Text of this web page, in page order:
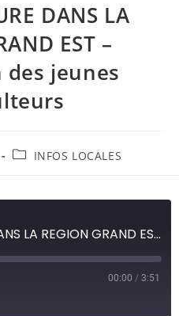
DANS LA
EST –
jeunes
INFOS LOCALES
L'AGRICULTURE DANS LA REGION GRAND EST - Installation des jeunes agriculteurs
00:00 / 3:51